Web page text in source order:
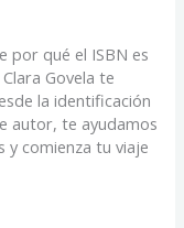
por qué el ISBN es
Govela te
la identificación
autor, te ayudamos
y comienza tu viaje